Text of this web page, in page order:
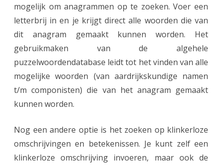
mogelijk om anagrammen op te zoeken. Voer een
letterbrij in en je krijgt direct alle woorden die van
dit anagram gemaakt kunnen worden. Het
gebruikmaken van de algehele
puzzelwoordendatabase leidt tot het vinden van alle
mogelijke woorden (van aardrijkskundige namen
t/m componisten) die van het anagram gemaakt
kunnen worden.
Nog een andere optie is het zoeken op klinkerloze
omschrijvingen en betekenissen. Je kunt zelf een
klinkerloze omschrijving invoeren, maar ook de